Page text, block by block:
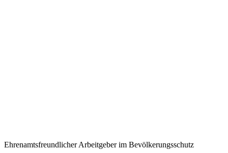
Ehrenamtsfreundlicher Arbeitgeber im Bevölkerungsschutz